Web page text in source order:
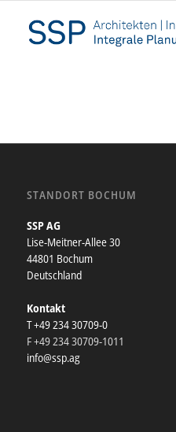
STANDORT BOCHUM
SSP AG
Lise-Meitner-Allee 30
44801 Bochum
Deutschland
Kontakt
T +49 234 30709-0
F +49 234 30709-1011
info@ssp.ag